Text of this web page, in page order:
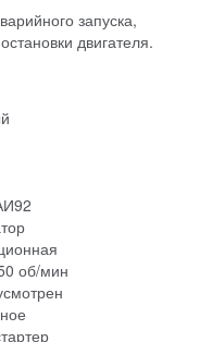
запуска,
двигателя.
об/мин